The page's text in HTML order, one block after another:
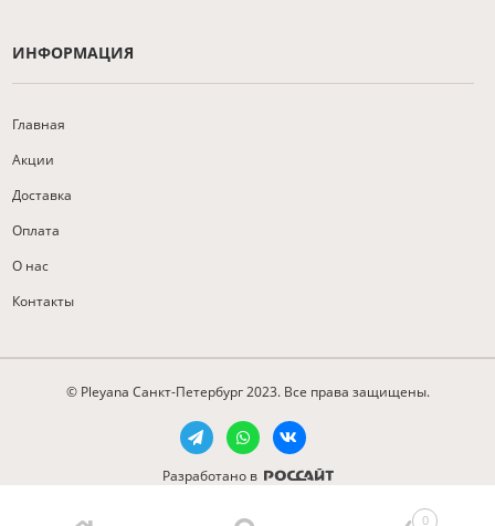
0
ИНФОРМАЦИЯ
Главная
Акции
Доставка
Оплата
О нас
Контакты
© Pleyana Санкт-Петербург 2023. Все права защищены.
Разработано в